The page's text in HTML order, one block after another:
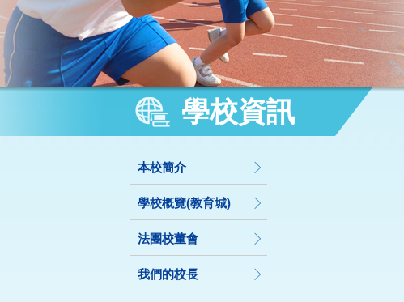
學校資訊
本校簡介
學校概覽(教育城)
法團校董會
我們的校長